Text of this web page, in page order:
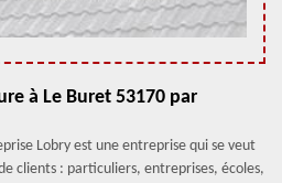
à Le Buret 53170 par
Lobry est une entreprise qui se veut
clients : particuliers, entreprises, écoles,